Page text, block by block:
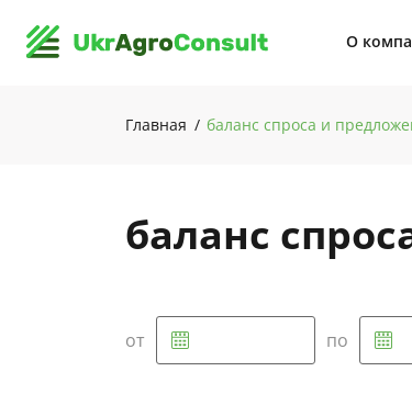
О
Главная баланс спроса и
баланс
от по